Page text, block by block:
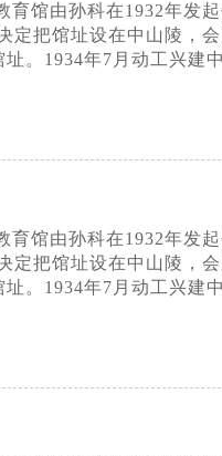
育馆由孙科在1932年
把馆址设在中山陵，
。1934年7月动工兴
育馆由孙科在1932年
把馆址设在中山陵，
。1934年7月动工兴